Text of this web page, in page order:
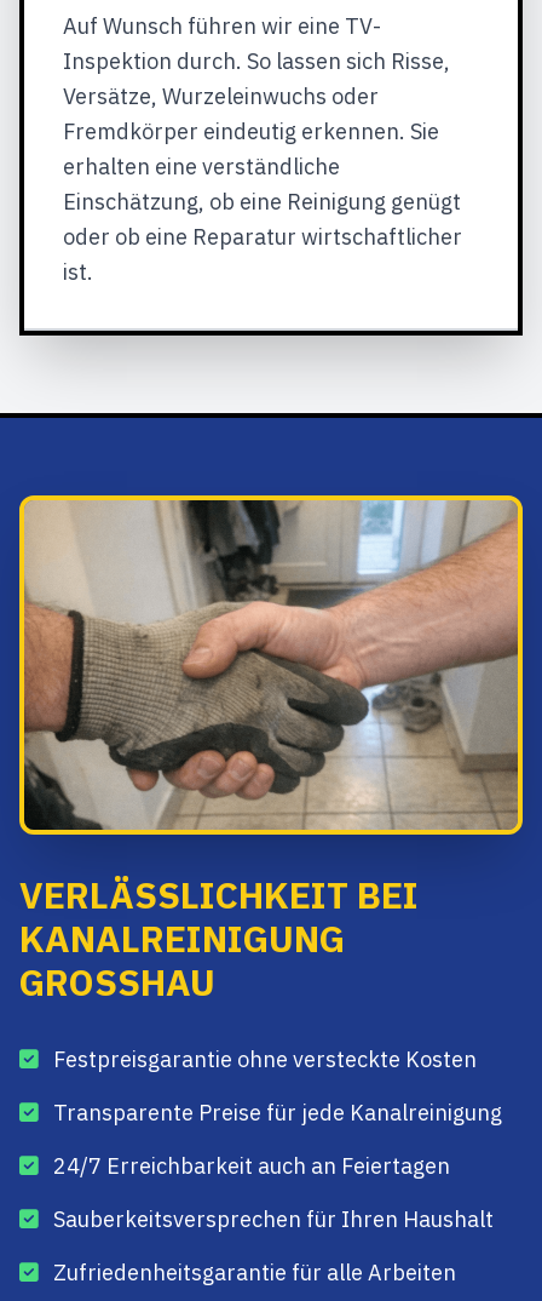
Auf Wunsch führen wir eine TV-
Inspektion durch. So lassen sich Risse,
Versätze, Wurzeleinwuchs oder
Fremdkörper eindeutig erkennen. Sie
erhalten eine verständliche
Einschätzung, ob eine Reinigung genügt
oder ob eine Reparatur wirtschaftlicher
ist.
VERLÄSSLICHKEIT BEI
KANALREINIGUNG
GROSSHAU
Festpreisgarantie ohne versteckte Kosten
Transparente Preise für jede Kanalreinigung
24/7 Erreichbarkeit auch an Feiertagen
Sauberkeitsversprechen für Ihren Haushalt
Zufriedenheitsgarantie für alle Arbeiten